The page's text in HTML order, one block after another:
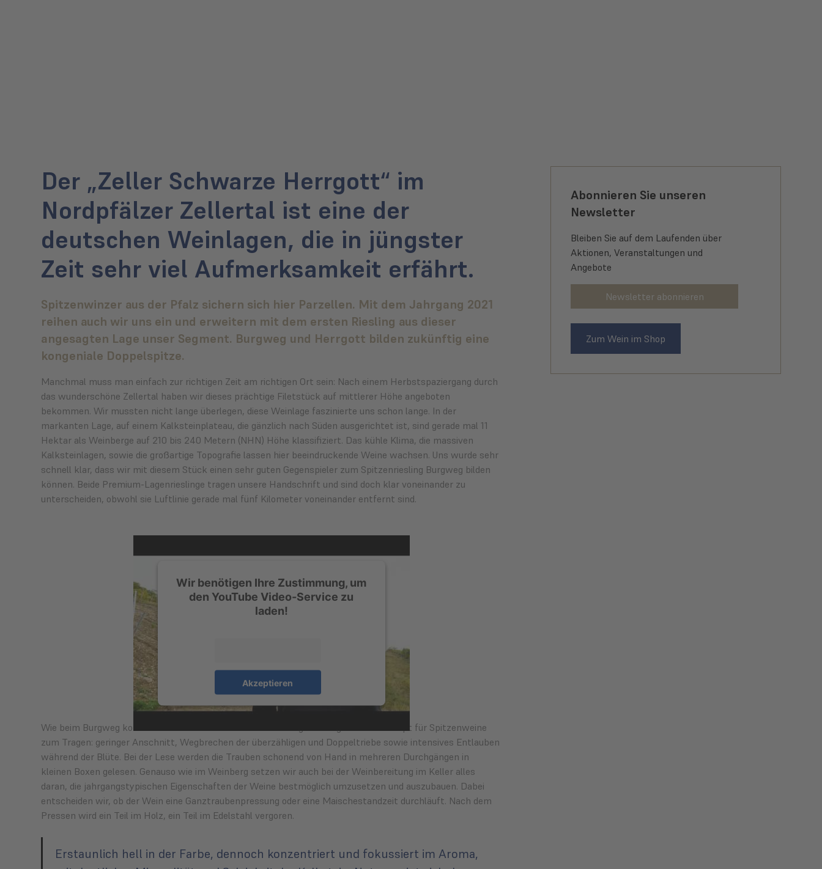
Der „Zeller Schwarze Herrgott“ im
Nordpfälzer Zellertal ist eine der
deutschen Weinlagen, die in jüngster
Zeit sehr viel Aufmerksamkeit erfährt.
Spitzenwinzer aus der Pfalz sichern sich hier Parzellen. Mit dem Jahrgang 2021
reihen auch wir uns ein und erweitern mit dem ersten Riesling aus dieser
angesagten Lage unser Segment. Burgweg und Herrgott bilden zukünftig eine
kongeniale Doppelspitze.
Manchmal muss man einfach zur richtigen Zeit am richtigen Ort sein: Nach einem Herbstspaziergang durch
das wunderschöne Zellertal haben wir dieses prächtige Filetstück auf mittlerer Höhe angeboten
bekommen. Wir mussten nicht lange überlegen, diese Weinlage faszinierte uns schon lange. In der
markanten Lage, auf einem Kalksteinplateau, die gänzlich nach Süden ausgerichtet ist, sind gerade mal 11
Hektar als Weinberge auf 210 bis 240 Metern (NHN) Höhe klassifiziert. Das kühle Klima, die massiven
Kalksteinlagen, sowie die großartige Topografie lassen hier beeindruckende Weine wachsen. Uns wurde sehr
schnell klar, dass wir mit diesem Stück einen sehr guten Gegenspieler zum Spitzenriesling Burgweg bilden
können. Beide Premium-Lagenrieslinge tragen unsere Handschrift und sind doch klar voneinander zu
unterscheiden, obwohl sie Luftlinie gerade mal fünf Kilometer voneinander entfernt sind.
Wir benötigen Ihre Zustimmung, um
den YouTube Video-Service zu
laden!
Akzeptieren
Wie beim Burgweg kommt auch beim neuen Schwarzer Herrgott das gesamte Konzept für Spitzenweine
zum Tragen: geringer Anschnitt, Wegbrechen der überzähligen und Doppeltriebe sowie intensives Entlauben
während der Blüte. Bei der Lese werden die Trauben schonend von Hand in mehreren Durchgängen in
kleinen Boxen gelesen. Genauso wie im Weinberg setzen wir auch bei der Weinbereitung im Keller alles
daran, die jahrgangstypischen Eigenschaften der Weine bestmöglich umzusetzen und auszubauen. Dabei
entscheiden wir, ob der Wein eine Ganztraubenpressung oder eine Maischestandzeit durchläuft. Nach dem
Pressen wird ein Teil im Holz, ein Teil im Edelstahl vergoren.
Erstaunlich hell in der Farbe, dennoch konzentriert und fokussiert im Aroma,
Abonnieren Sie unseren
Newsletter
Bleiben Sie auf dem Laufenden über
Aktionen, Veranstaltungen und
Angebote
Newsletter abonnieren
Zum Wein im Shop